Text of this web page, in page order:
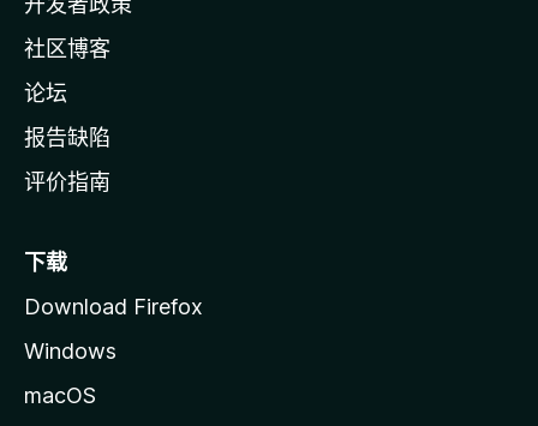
社区博客
论坛
报告缺陷
评价指南
下载
Download Firefox
Windows
macOS